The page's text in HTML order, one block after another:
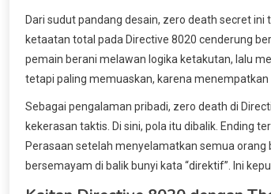
Dari sudut pandang desain, zero death secret
ketaatan total pada Directive 8020 cenderung
pemain berani melawan logika ketakutan, lalu
tetapi paling memuaskan, karena
Sebagai pengalaman pribadi, zero death di
kekerasan taktis. Di sini, pola itu dibalik. Ending
Perasaan setelah menyelamatkan semua
bersemayam di balik bunyi kata “direktif”. Ini